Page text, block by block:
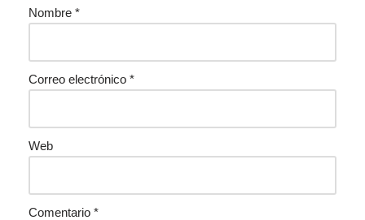
Nombre *
Correo electrónico *
Web
Comentario *